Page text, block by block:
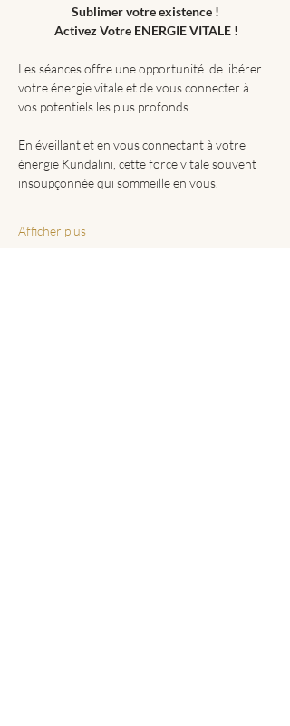
Sublimer votre existence !
Activez Votre ENERGIE VITALE !
Les séances offre une opportunité  de libérer
votre énergie vitale et de vous connecter à
vos potentiels les plus profonds.
En éveillant et en vous connectant à votre
énergie Kundalini, cette force vitale souvent
insoupçonnée qui sommeille en vous,
Afficher plus